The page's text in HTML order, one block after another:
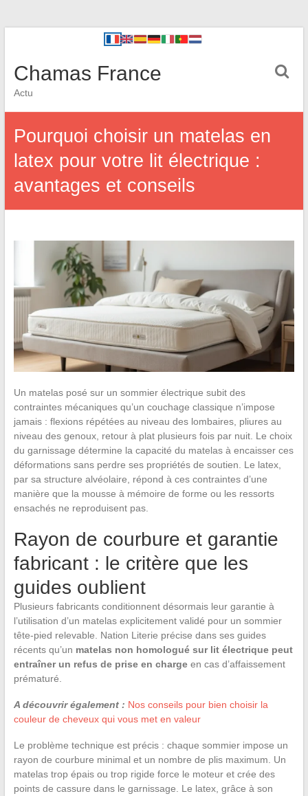
Chamas France
Actu
Pourquoi choisir un matelas en
latex pour votre lit électrique :
avantages et conseils
Un matelas posé sur un sommier électrique subit des
contraintes mécaniques qu’un couchage classique n’impose
jamais : flexions répétées au niveau des lombaires, pliures au
niveau des genoux, retour à plat plusieurs fois par nuit. Le choix
du garnissage détermine la capacité du matelas à encaisser ces
déformations sans perdre ses propriétés de soutien. Le latex,
par sa structure alvéolaire, répond à ces contraintes d’une
manière que la mousse à mémoire de forme ou les ressorts
ensachés ne reproduisent pas.
Rayon de courbure et garantie
fabricant : le critère que les
guides oublient
Plusieurs fabricants conditionnent désormais leur garantie à
l’utilisation d’un matelas explicitement validé pour un sommier
tête-pied relevable. Nation Literie précise dans ses guides
récents qu’un matelas non homologué sur lit électrique peut
entraîner un refus de prise en chargeen cas d’affaissement
prématuré.
A découvrir également : Nos conseils pour bien choisir la
couleur de cheveux qui vous met en valeur
Le problème technique est précis : chaque sommier impose un
rayon de courbure minimal et un nombre de plis maximum. Un
matelas trop épais ou trop rigide force le moteur et crée des
points de cassure dans le garnissage. Le latex, grâce à son